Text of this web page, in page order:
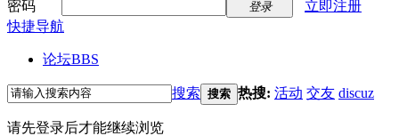
密码
登录
立即注册
快捷导航
论坛BBS
搜索 搜索 热搜: 活动 交友 discuz
请先登录后才能继续浏览